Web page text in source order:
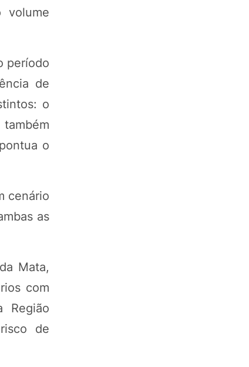
volume
período
de
o
o
cenário
as
Mata,
com
Região
de